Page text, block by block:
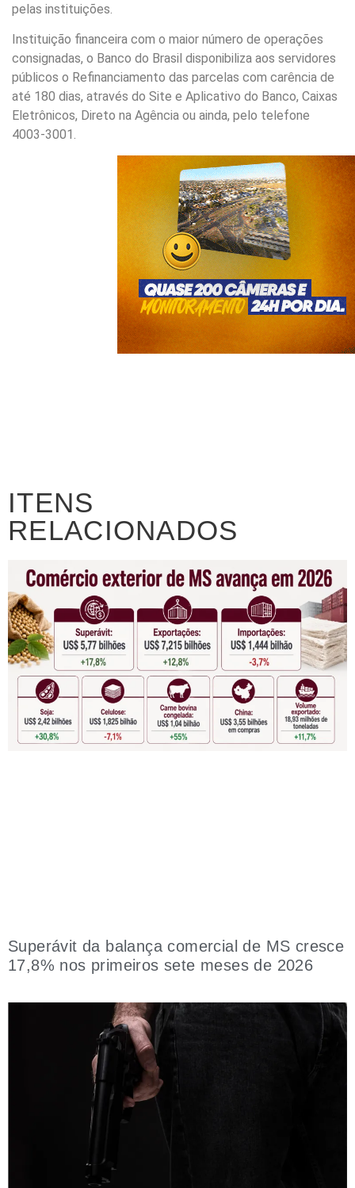
pelas instituições.
Instituição financeira com o maior número de operações
consignadas, o Banco do Brasil disponibiliza aos servidores
públicos o Refinanciamento das parcelas com carência de
até 180 dias, através do Site e Aplicativo do Banco, Caixas
Eletrônicos, Direto na Agência ou ainda, pelo telefone
4003-3001.
ITENS
RELACIONADOS
Superávit da balança comercial de MS cresce
17,8% nos primeiros sete meses de 2026